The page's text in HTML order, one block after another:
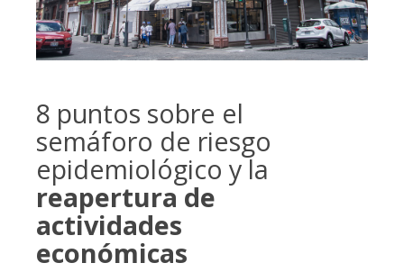
8 puntos sobre el
semáforo de riesgo
epidemiológico y la
reapertura de
actividades
económicas